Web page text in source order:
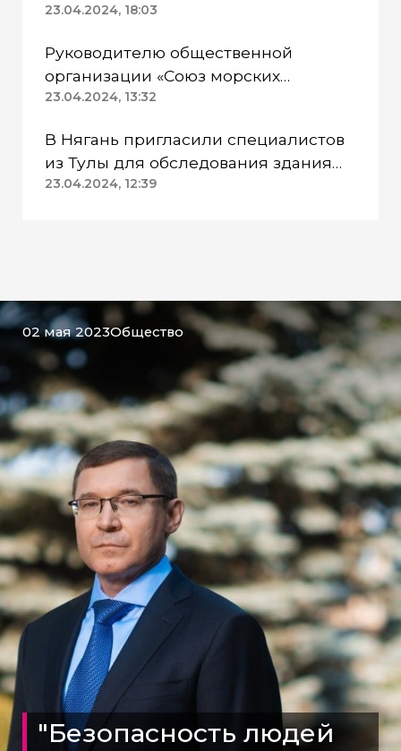
Казанском районе непригодна для
23.04.2024, 18:03
Руководителю общественной
организации «Союз морских
пехотинцев» Югры вынесли
23.04.2024, 13:32
В Нягань пригласили специалистов
из Тулы для обследования здания
ДК «Геолог»
23.04.2024, 12:39
02 мая 2023Общество
"Безопасность людей